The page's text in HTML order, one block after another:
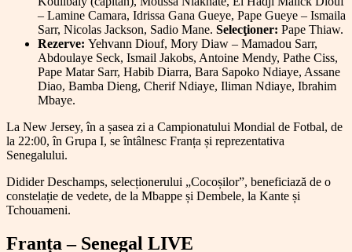
– Lamine Camara, Idrissa Gana Gueye, Pape Gueye – Ismaila
Sarr, Nicolas Jackson, Sadio Mane. Selecţioner: Pape Thiaw.
Rezerve: Yehvann Diouf, Mory Diaw – Mamadou Sarr,
Abdoulaye Seck, Ismail Jakobs, Antoine Mendy, Pathe Ciss,
Pape Matar Sarr, Habib Diarra, Bara Sapoko Ndiaye, Assane
Diao, Bamba Dieng, Cherif Ndiaye, Iliman Ndiaye, Ibrahim
Mbaye.
La New Jersey, în a șasea zi a Campionatului Mondial de Fotbal, de
la 22:00, în Grupa I, se întâlnesc Franța și reprezentativa
Senegalului.
Didider Deschamps, selecționerului „Cocoșilor”, beneficiază de o
constelație de vedete, de la Mbappe și Dembele, la Kante și
Tchouameni.
Franța – Senegal LIVE